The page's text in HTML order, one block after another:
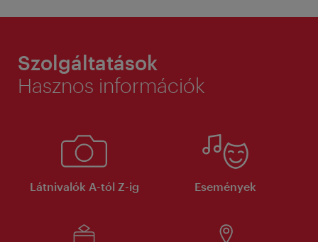
Szolgáltatások
Hasznos információk
Látnivalók A-tól Z-ig Események